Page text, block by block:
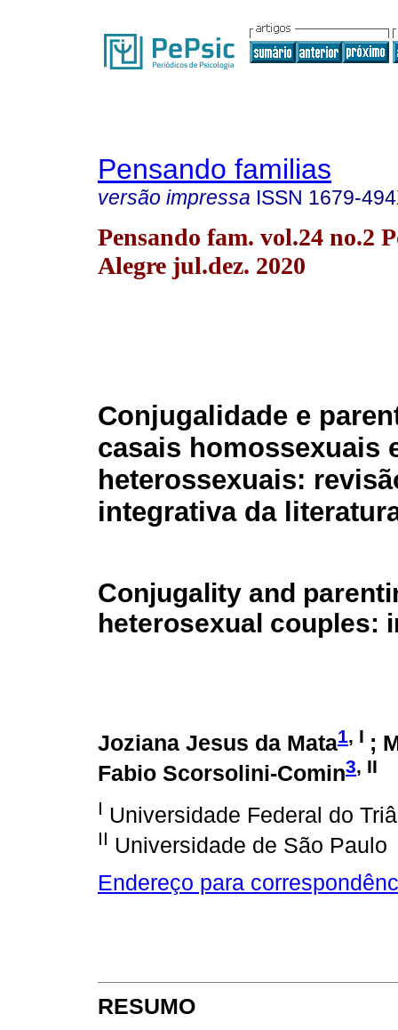
Pensando familias
versão impressa ISSN 1679-
Pensando fam. vol.24 no.2
Alegre jul.dez. 2020
Conjugalidade e
casais homossexuais
heterossexuais:
integrativa da
Conjugality and
heterosexual couples:
Joziana Jesus da Mata1, I ;
Fabio Scorsolini-Comin3, II
I Universidade Federal do
II Universidade de São Paulo
Endereço para
RESUMO